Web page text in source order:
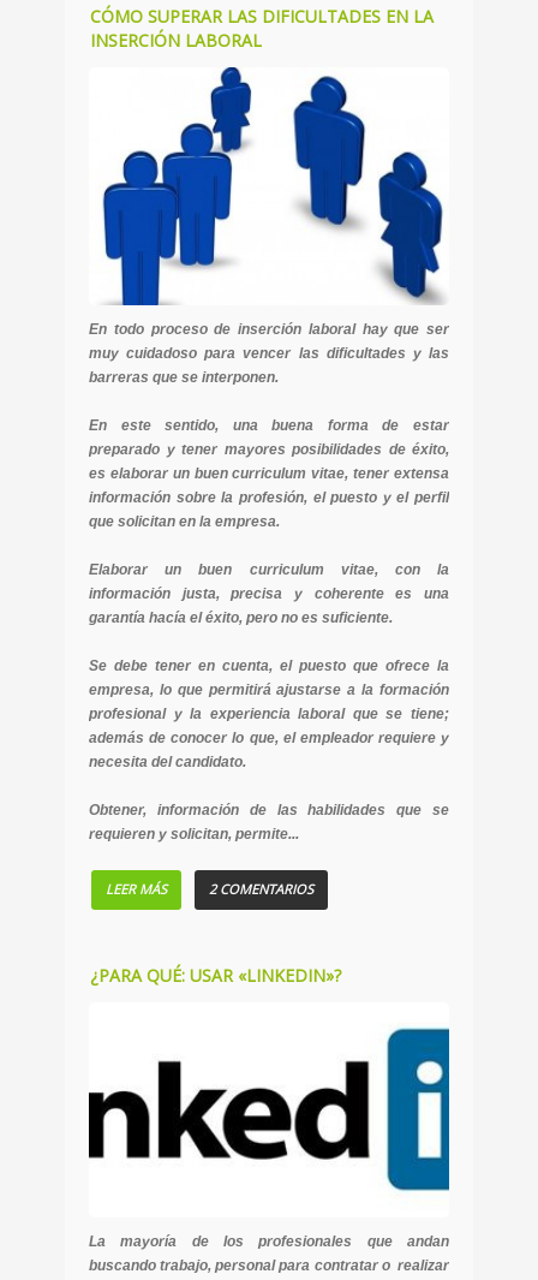
CÓMO SUPERAR LAS DIFICULTADES EN LA
INSERCIÓN LABORAL
En todo proceso de inserción laboral hay que ser
muy cuidadoso para vencer las dificultades y las
barreras que se interponen.
En este sentido, una buena forma de estar
preparado y tener mayores posibilidades de éxito,
es elaborar un buen curriculum vitae, tener extensa
información sobre la profesión, el puesto y el perfil
que solicitan en la empresa.
Elaborar un buen curriculum vitae, con la
información justa, precisa y coherente es una
garantía hacía el éxito, pero no es suficiente.
Se debe tener en cuenta, el puesto que ofrece la
empresa, lo que permitirá ajustarse a la formación
profesional y la experiencia laboral que se tiene;
además de conocer lo que, el empleador requiere y
necesita del candidato.
Obtener, información de las habilidades que se
requieren y solicitan, permite...
LEER MÁS 2 COMENTARIOS
¿PARA QUÉ: USAR «LINKEDIN»?
La mayoría de los profesionales que andan
buscando trabajo, personal para contratar o realizar